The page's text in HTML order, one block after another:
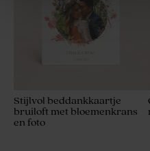
Stijlvol beddankkaartje
bruiloft met bloemenkrans
en foto